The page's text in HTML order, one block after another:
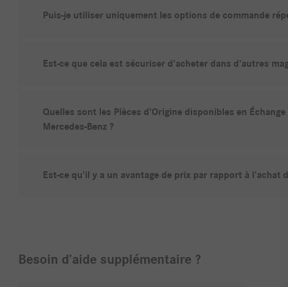
Puis-je utiliser uniquement les options de commande
Est-ce que cela est sécuriser d'acheter dans d'autres
Quelles sont les Pièces d'Origine disponibles en
Mercedes-Benz ?
Est-ce qu'il y a un avantage de prix par rapport à l'achat
Besoin d’aide supplémentaire ?